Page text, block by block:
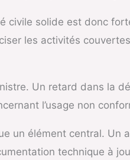
civile solide est donc
les activités
Un retard dans la
l’usage non
un élément central. Un
technique à